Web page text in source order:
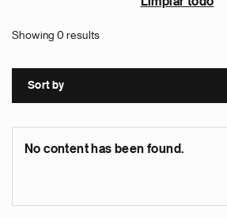
Showing 0 results
Sort by
No content has been found.